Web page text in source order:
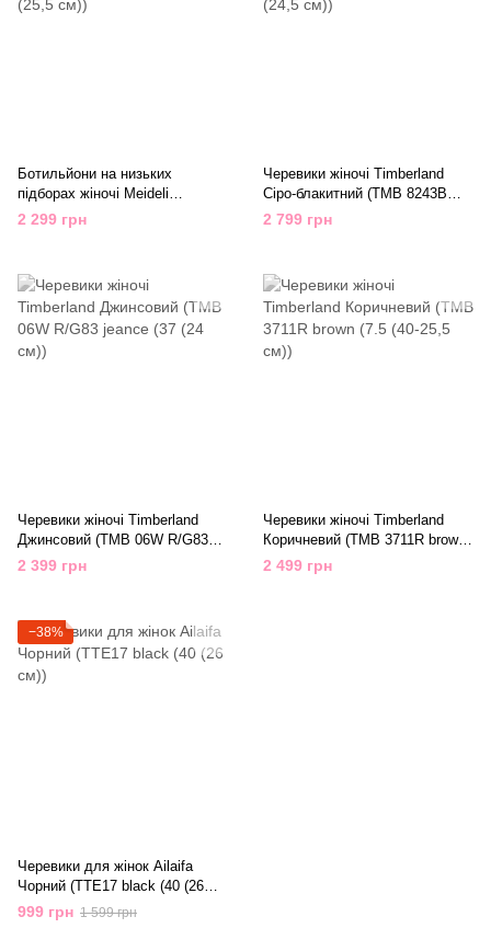
Ботильйони на низьких
підборах жіночі Meideli
Коричневий (1210 brown (40
(25,5 см))
2 299 грн
Черевики жіночі Timberland
Сіро-блакитний (TMB 8243B
grey-blue (38,5 (24,5 см))
2 799 грн
Черевики жіночі Timberland
Джинсовий (TMB 06W R/G83
jeance (37 (24 см))
2 399 грн
Черевики жіночі Timberland
Коричневий (TMB 3711R brown
(7.5 (40-25,5 см))
2 499 грн
−38%
Черевики для жінок Ailaifa
Чорний (TTE17 black (40 (26
см))
999 грн 1 599 грн